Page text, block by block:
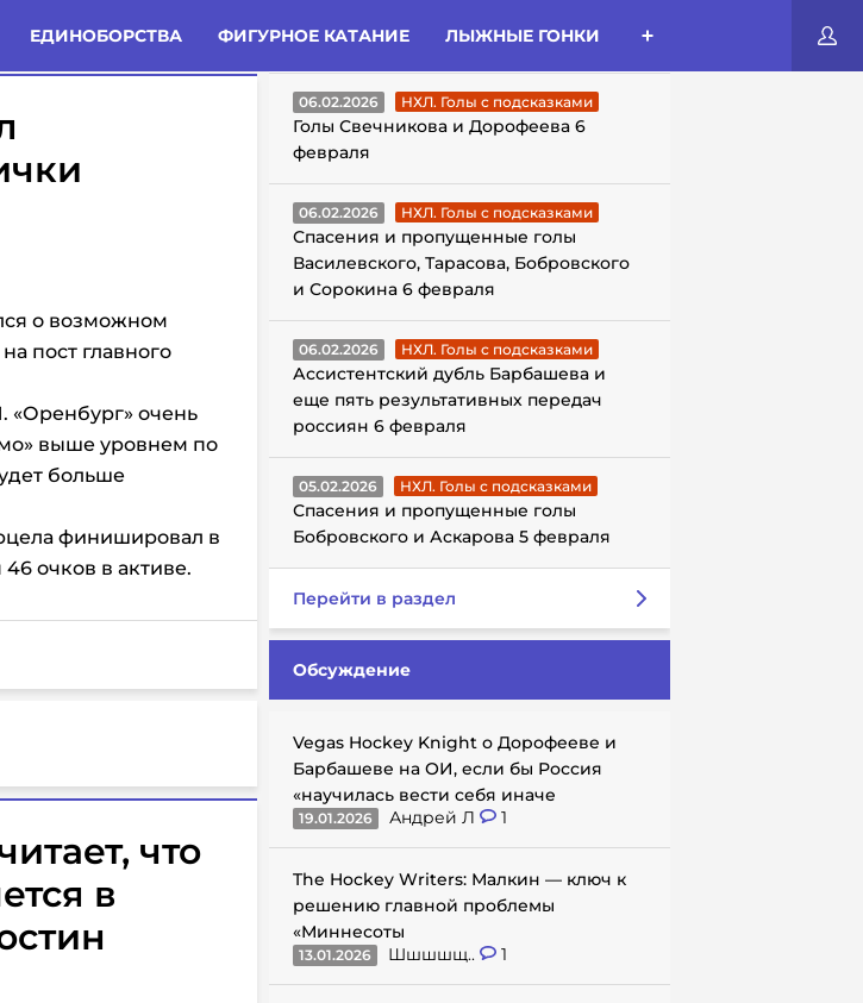
ЕДИНОБОРСТВА ФИГУРНОЕ КАТАНИЕ ЛЫЖНЫЕ ГОНКИ
о возможном
пост главного
очень
выше уровнем по
больше
финишировал в
очков в активе.
что
в
ГОЛЫ С ПОДСКАЗКАМИ
06.02.2026 НХЛ. Голы с подсказками
Голы Свечникова и Дорофеева 6
февраля
06.02.2026 НХЛ. Голы с подсказками
Спасения и пропущенные голы
Василевского, Тарасова, Бобровского
и Сорокина 6 февраля
06.02.2026 НХЛ. Голы с подсказками
Ассистентский дубль Барбашева и
еще пять результативных передач
россиян 6 февраля
05.02.2026 НХЛ. Голы с подсказками
Спасения и пропущенные голы
Бобровского и Аскарова 5 февраля
Перейти в раздел
Обсуждение
Vegas Hockey Knight о Дорофееве и
Барбашеве на ОИ, если бы Россия
«научилась вести себя иначе
19.01.2026 Андрей Л 1
The Hockey Writers: Малкин — ключ к
решению главной проблемы
«Миннесоты
13.01.2026 Шшшшщ.. 1